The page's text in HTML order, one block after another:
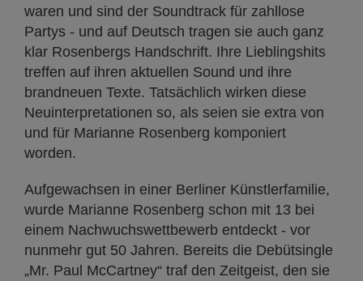
waren und sind der Soundtrack für zahllose
Partys - und auf Deutsch tragen sie auch ganz
klar Rosenbergs Handschrift. Ihre Lieblingshits
treffen auf ihren aktuellen Sound und ihre
brandneuen Texte. Tatsächlich wirken diese
Neuinterpretationen so, als seien sie extra von
und für Marianne Rosenberg komponiert
worden.
Aufgewachsen in einer Berliner Künstlerfamilie,
wurde Marianne Rosenberg schon mit 13 bei
einem Nachwuchswettbewerb entdeckt - vor
nunmehr gut 50 Jahren. Bereits die Debütsingle
„Mr. Paul McCartney“ traf den Zeitgeist, den sie